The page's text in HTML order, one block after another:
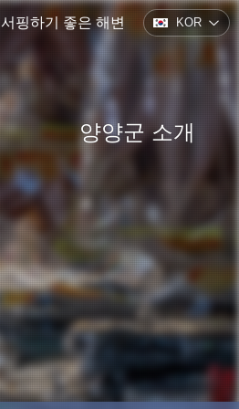
서핑하기 좋은 해변 KOR
양양군 소개